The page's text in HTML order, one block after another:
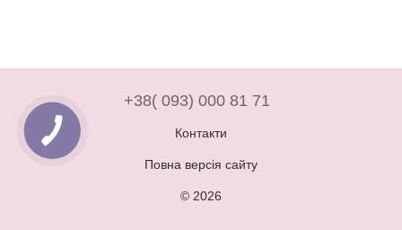
+38( 093) 000 81 71
Контакти
Повна версія сайту
© 2026